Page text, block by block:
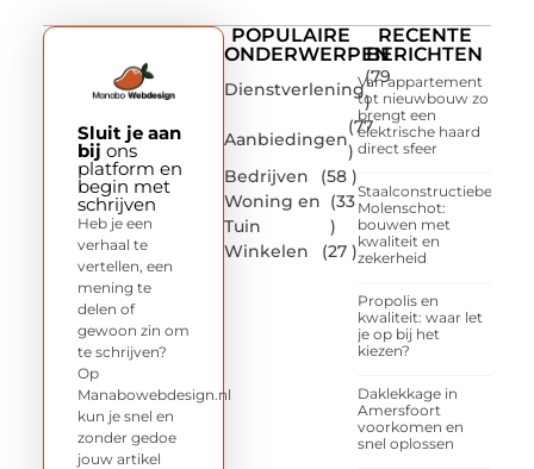
POPULAIRE
ONDERWERPEN
Dienstverlening
(79
)
Aanbiedingen
(77
)
Bedrijven
(58 )
Woning en
Tuin
(33
)
Winkelen
(27 )
RECENTE
BERICHTEN
Van appartement
tot nieuwbouw zo
brengt een
elektrische haard
direct sfeer
Staalconstructiebedrijf
Molenschot:
bouwen met
kwaliteit en
zekerheid
Propolis en
kwaliteit: waar let
je op bij het
kiezen?
Daklekkage in
Amersfoort
voorkomen en
snel oplossen
Sluit je aan
bij ons
platform en
begin met
schrijven
Heb je een
verhaal te
vertellen, een
mening te
delen of
gewoon zin om
te schrijven?
Op
Manabowebdesign.nl
kun je snel en
zonder gedoe
jouw artikel